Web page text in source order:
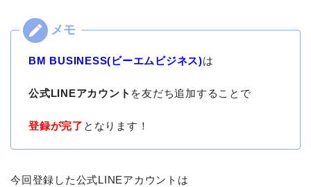
BM BUSINESS(ビーエムビジネス)は
公式LINEアカウント を友だち追加することで
登録が完了 となります！
今回登録した公式LINEアカウントは